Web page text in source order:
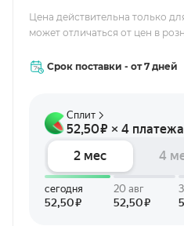
Цена действительна только
может отличаться от цен в
Срок поставки - от 7 дней